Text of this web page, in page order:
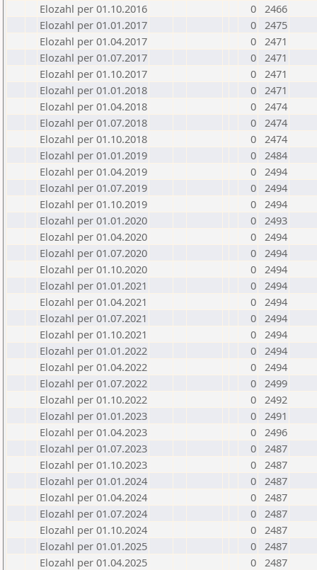
Elozahl per 01.10.2016
0 2466
Elozahl per 01.01.2017
0 2475
Elozahl per 01.04.2017
0 2471
Elozahl per 01.07.2017
0 2471
Elozahl per 01.10.2017
0 2471
Elozahl per 01.01.2018
0 2471
Elozahl per 01.04.2018
0 2474
Elozahl per 01.07.2018
0 2474
Elozahl per 01.10.2018
0 2474
Elozahl per 01.01.2019
0 2484
Elozahl per 01.04.2019
0 2494
Elozahl per 01.07.2019
0 2494
Elozahl per 01.10.2019
0 2494
Elozahl per 01.01.2020
0 2493
Elozahl per 01.04.2020
0 2494
Elozahl per 01.07.2020
0 2494
Elozahl per 01.10.2020
0 2494
Elozahl per 01.01.2021
0 2494
Elozahl per 01.04.2021
0 2494
Elozahl per 01.07.2021
0 2494
Elozahl per 01.10.2021
0 2494
Elozahl per 01.01.2022
0 2494
Elozahl per 01.04.2022
0 2494
Elozahl per 01.07.2022
0 2499
Elozahl per 01.10.2022
0 2492
Elozahl per 01.01.2023
0 2491
Elozahl per 01.04.2023
0 2496
Elozahl per 01.07.2023
0 2487
Elozahl per 01.10.2023
0 2487
Elozahl per 01.01.2024
0 2487
Elozahl per 01.04.2024
0 2487
Elozahl per 01.07.2024
0 2487
Elozahl per 01.10.2024
0 2487
Elozahl per 01.01.2025
0 2487
Elozahl per 01.04.2025
0 2487